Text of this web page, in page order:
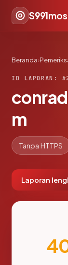
Beranda›
ID LAPORAN:
m
Tanpa HTTPS
Laporan